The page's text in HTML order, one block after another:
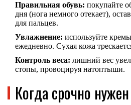
Правильная обувь: покупайте
дня (нога немного отекает),
для пальцев.
Увлажнение: используйте
ежедневно. Сухая кожа
Контроль веса: лишний вес
стопы, провоцируя натоптыши.
Когда срочно